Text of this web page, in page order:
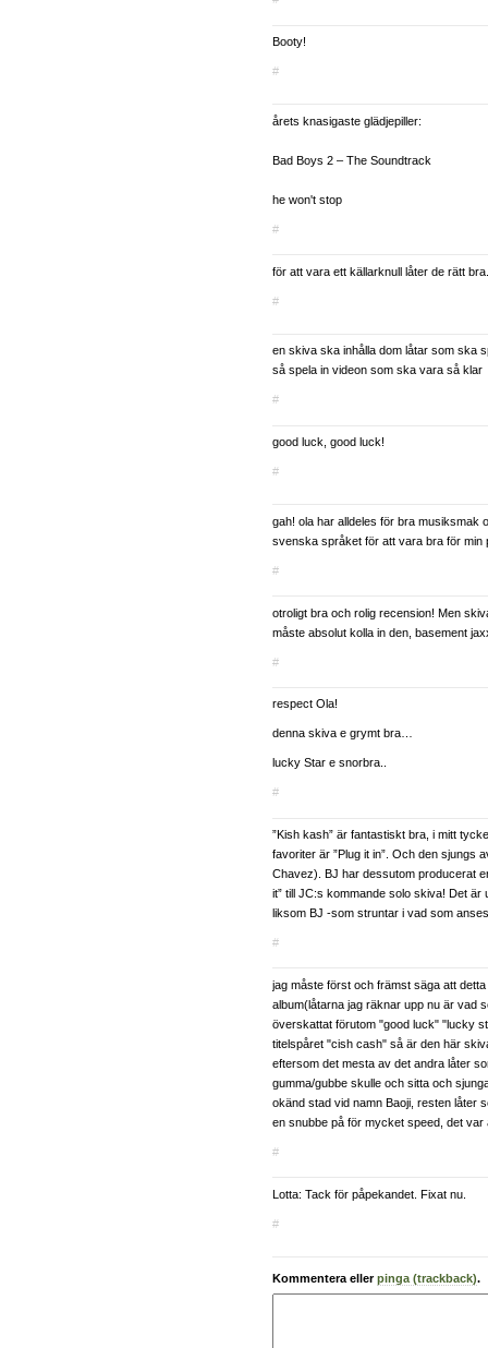
Booty!
#
årets knasigaste glädjepiller:
Bad Boys 2 – The Soundtrack
he won't stop
#
för att vara ett källarknull låter de rätt
#
en skiva ska inhålla dom låtar som ska
så spela in videon som ska vara så klar
#
good luck, good luck!
#
gah! ola har alldeles för bra musiksmak
svenska språket för att vara bra för min
#
otroligt bra och rolig recension! Men
måste absolut kolla in den, basement
#
respect Ola!
denna skiva e grymt bra…
lucky Star e snorbra..
#
”Kish kash” är fantastiskt bra, i mitt
favoriter är ”Plug it in”. Och den sjungs
Chavez). BJ har dessutom producerat
it” till JC:s kommande solo skiva! Det är
liksom BJ -som struntar i vad som
#
jag måste först och främst säga att
album(låtarna jag räknar upp nu är vad
överskattat förutom "good luck" "lucky
titelspåret "cish cash" så är den här
eftersom det mesta av det andra låter
gumma/gubbe skulle och sitta och
okänd stad vid namn Baoji, resten låter
en snubbe på för mycket speed, det var
#
Lotta: Tack för påpekandet. Fixat nu.
#
Kommentera ellerpinga (trackback).